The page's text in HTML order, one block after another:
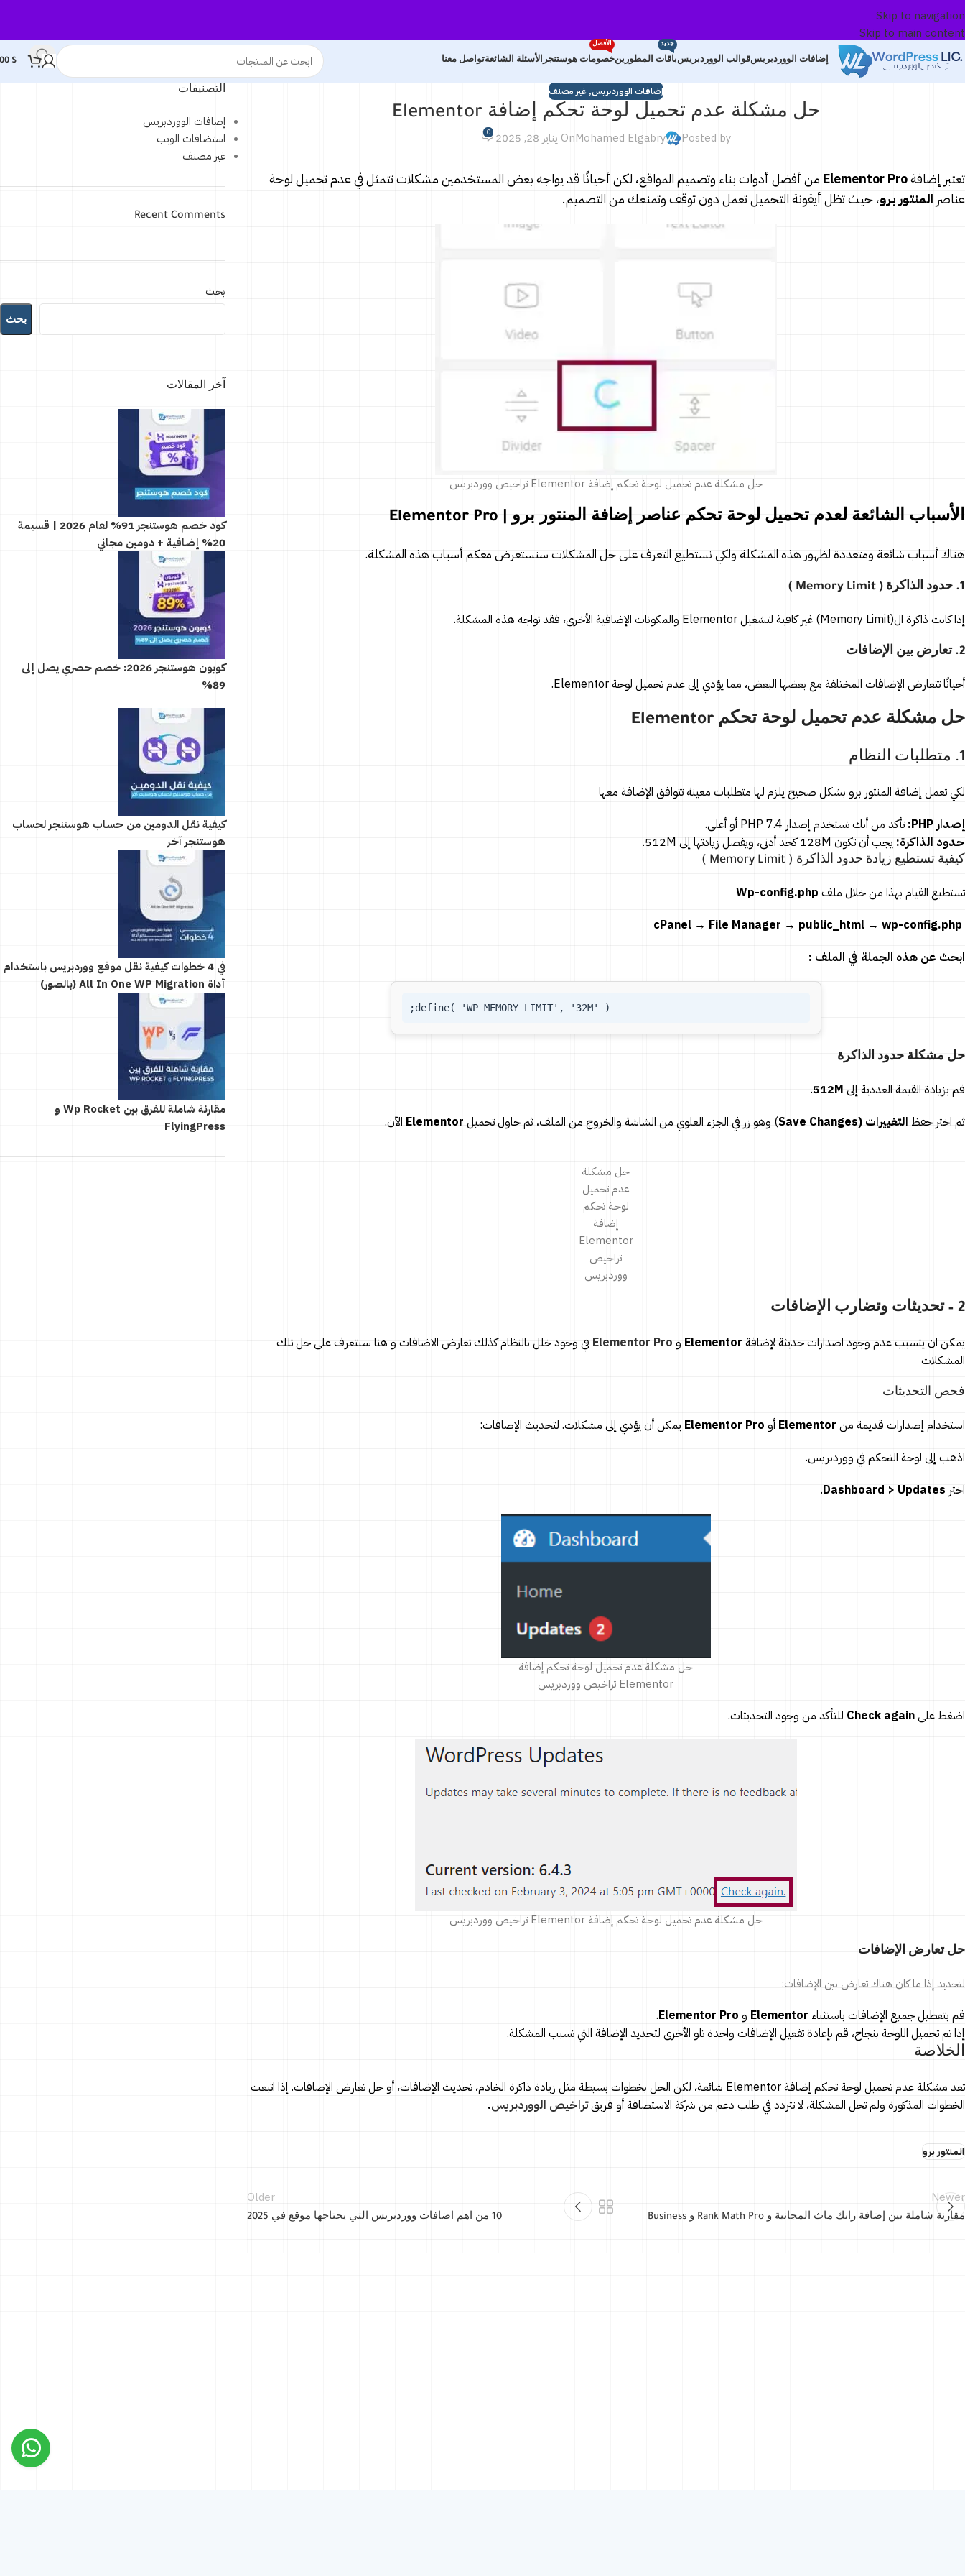
Skip to navigation
Skip to main content
إضافات الووردبريسقوالب الووردبريسباقات المطورين
جديد
خصومات هوستنجر
الأفضل
الأسئلة الشائعةتواصل معنا $
إضافات الووردبريس,غير مصنف
حل مشكلة عدم تحميل لوحة تحكم إضافة Elementor
Posted by
Mohamed ElgabryOn يناير 28, 2025 0
تعتبر إضافةElementor Pro من أفضل أدوات بناء وتصميم المواقع، لكن أحيانًا قد يواجه بعض المستخدمين مشكلات تتمثل في عدم تحميل لوحة
عناصر المنتور برو، حيث تظل أيقونة التحميل تعمل دون توقف وتمنعك من التصميم.
حل مشكلة عدم تحميل لوحة تحكم إضافة Elementor تراخيص ووردبريس
الأسباب الشائعة لعدم تحميل لوحة تحكم عناصر إضافة المنتور برو | Elementor Pro
هناك أسباب شائعة ومتعددة لظهور هذه المشكلة ولكي نستطيع التعرف على حل المشكلات سنستعرض معكم أسباب هذه المشكلة.
1. حدود الذاكرة ( Memory Limit )
إذا كانت ذاكرة ال(Memory Limit) غير كافية لتشغيل Elementor والمكونات الإضافية الأخرى، فقد تواجه هذه المشكلة.
2. تعارض بين الإضافات
أحيانًا تتعارض الإضافات المختلفة مع بعضها البعض، مما يؤدي إلى عدم تحميل لوحة Elementor.
حل مشكلة عدم تحميل لوحة تحكم Elementor
1. متطلبات النظام
لكي تعمل إضافة المنتور برو بشكل صحيح يلزم لها متطلبات معينة تتوافق الإضافة معها
إصدار PHP:
تأكد من أنك تستخدم إصدار PHP 7.4 أو أعلى.
حدود الذاكرة: يجب أن تكون 128M كحد أدنى، ويفضل زيادتها إلى 512M.
كيفية تستطيع زيادة حدود الذاكرة ( Memory Limit )
تستطيع القيام بهذا من خلال ملف
cPanel → File Manager → public_html → wp-config.php
ابحث عن هذه الجملة في الملف :
define( 'WP_MEMORY_LIMIT', '32M' );
حل مشكلة حدود الذاكرة
قم بزيادة القيمة العددية إلى 512M
.
ثم اختر حفظ التغييرات (Save Changes ) وهو زر في الجزء العلوي من الشاشة والخروج من الملف، ثم حاول تحميل Elementor الآن.
حل مشكلة
عدم تحميل
لوحة تحكم
إضافة
Elementor
تراخيص
ووردبريس
2 – تحديثات وتضارب الإضافات
يمكن ان يتسبب عدم وجود اصدارات حديثة لإضافة Elementor و Elementor Pro في وجود خلل بالنظام كذلك تعارض الاضافات و هنا سنتعرف على حل تلك
المشكلات
فحص التحديثات
استخدام إصدارات قديمة من Elementor أو Elementor Pro يمكن أن يؤدي إلى مشكلات. لتحديث الإضافات:
اذهب إلى لوحة التحكم في ووردبريس.
اختر Dashboard > Updates
.
حل مشكلة عدم تحميل لوحة تحكم إضافة
Elementor تراخيص ووردبريس
اضغط علىCheck again للتأكد من وجود التحديثات.
حل مشكلة عدم تحميل لوحة تحكم إضافة Elementor تراخيص ووردبريس
حل تعارض الإضافات
لتحديد إذا ما كان هناك تعارض بين الإضافات:
قم بتعطيل جميع الإضافات باستثناء Elementor و Elementor Pro
.
إذا تم تحميل اللوحة بنجاح، قم بإعادة تفعيل الإضافات واحدة تلو الأخرى لتحديد الإضافة التي تسبب المشكلة.
الخلاصة
تعد مشكلة عدم تحميل لوحة تحكم إضافة Elementor شائعة، لكن الحل بخطوات بسيطة مثل زيادة ذاكرة الخادم، تحديث الإضافات، أو حل تعارض الإضافات. إذا اتبعت
الخطوات المذكورة ولم تحل المشكلة، لا تتردد في طلب دعم من شركة الاستضافة أو فريقتراخيص الووردبريس.
المنتور برو
Newer
مقارنة شاملة بين إضافة رانك ماث المجانية و Rank Math Pro و Business
Older
10 من اهم اضافات ووردبريس التي يحتاجها موقع في 2025
التصنيفات
إضافات الووردبريس
استضافات الويب
غير مصنف
Recent Comments
بحث
بحث
آخر المقالات
كود خصم هوستنجر 91% لعام 2026 | قسيمة
20% إضافية + دومين مجاني
كوبون هوستنجر 2026: خصم حصري يصل إلى
89%
كيفية نقل الدومين من حساب هوستنجر لحساب
هوستنجر آخر
في 4 خطوات كيفية نقل موقع ووردبريس باستخدام
أداة All In One WP Migration (بالصور)
مقارنة شاملة للفرق بين Wp Rocket و
FlyingPress